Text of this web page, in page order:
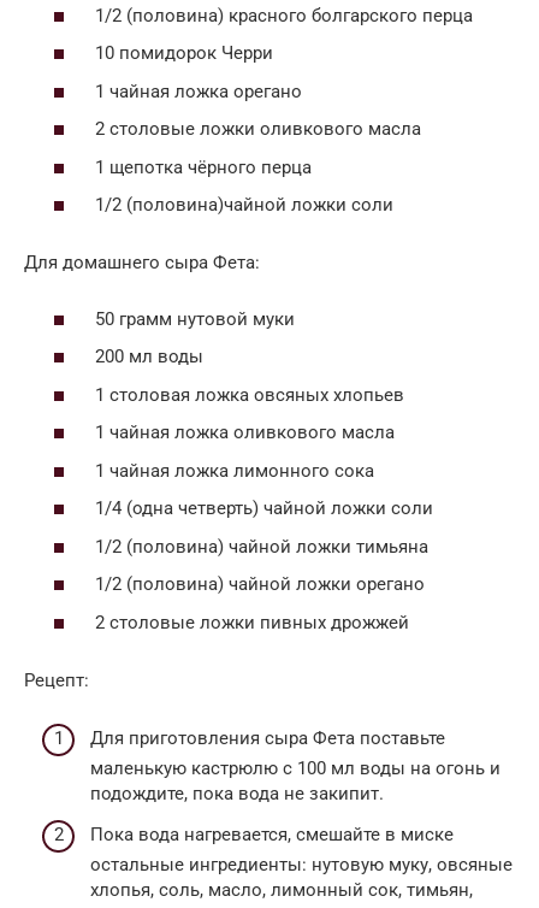
1/2 (половина) красного болгарского перца
10 помидорок Черри
1 чайная ложка орегано
2 столовые ложки оливкового масла
1 щепотка чёрного перца
1/2 (половина)чайной ложки соли
Для домашнего сыра Фета:
50 грамм нутовой муки
200 мл воды
1 столовая ложка овсяных хлопьев
1 чайная ложка оливкового масла
1 чайная ложка лимонного сока
1/4 (одна четверть) чайной ложки соли
1/2 (половина) чайной ложки тимьяна
1/2 (половина) чайной ложки орегано
2 столовые ложки пивных дрожжей
Рецепт:
Для приготовления сыра Фета поставьте
маленькую кастрюлю с 100 мл воды на огонь и
подождите, пока вода не закипит.
Пока вода нагревается, смешайте в миске
остальные ингредиенты: нутовую муку, овсяные
хлопья, соль, масло, лимонный сок, тимьян,